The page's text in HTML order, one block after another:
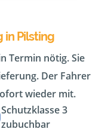
in Pilsting
Termin nötig. Sie
Der Fahrer
wieder mit.
Schutzklasse 3
zubuchbar